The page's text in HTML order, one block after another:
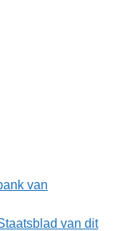
van
van dit